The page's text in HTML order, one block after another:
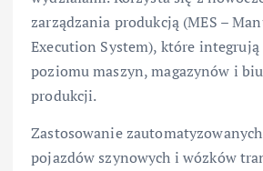
zarządzania produkcją (MES –
Execution System), które
poziomu maszyn, magazynów i
produkcji.
Zastosowanie
pojazdów szynowych i wózków